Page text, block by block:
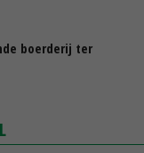
boerderij ter